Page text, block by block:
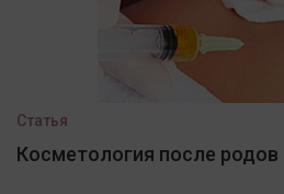
Статья
Косметология после родов